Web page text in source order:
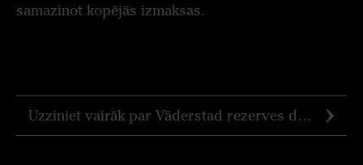
samazinot kopējās izmaksas.
Uzziniet vairāk par Väderstad rezerves daļām